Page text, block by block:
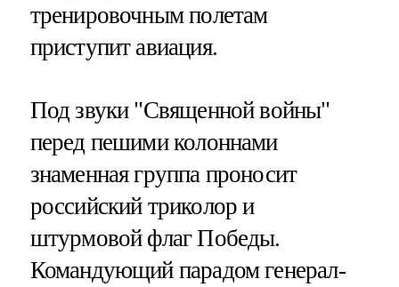
тренировочным полетам
приступит авиация.
Под звуки "Священной войны"
перед пешими колоннами
знаменная группа проносит
российский триколор и
штурмовой флаг Победы.
Командующий парадом генерал-